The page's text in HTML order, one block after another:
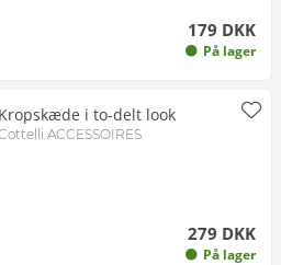
179 DKK
På lager
Kropskæde i to-delt look
ACCESSOIRES
279 DKK
På lager